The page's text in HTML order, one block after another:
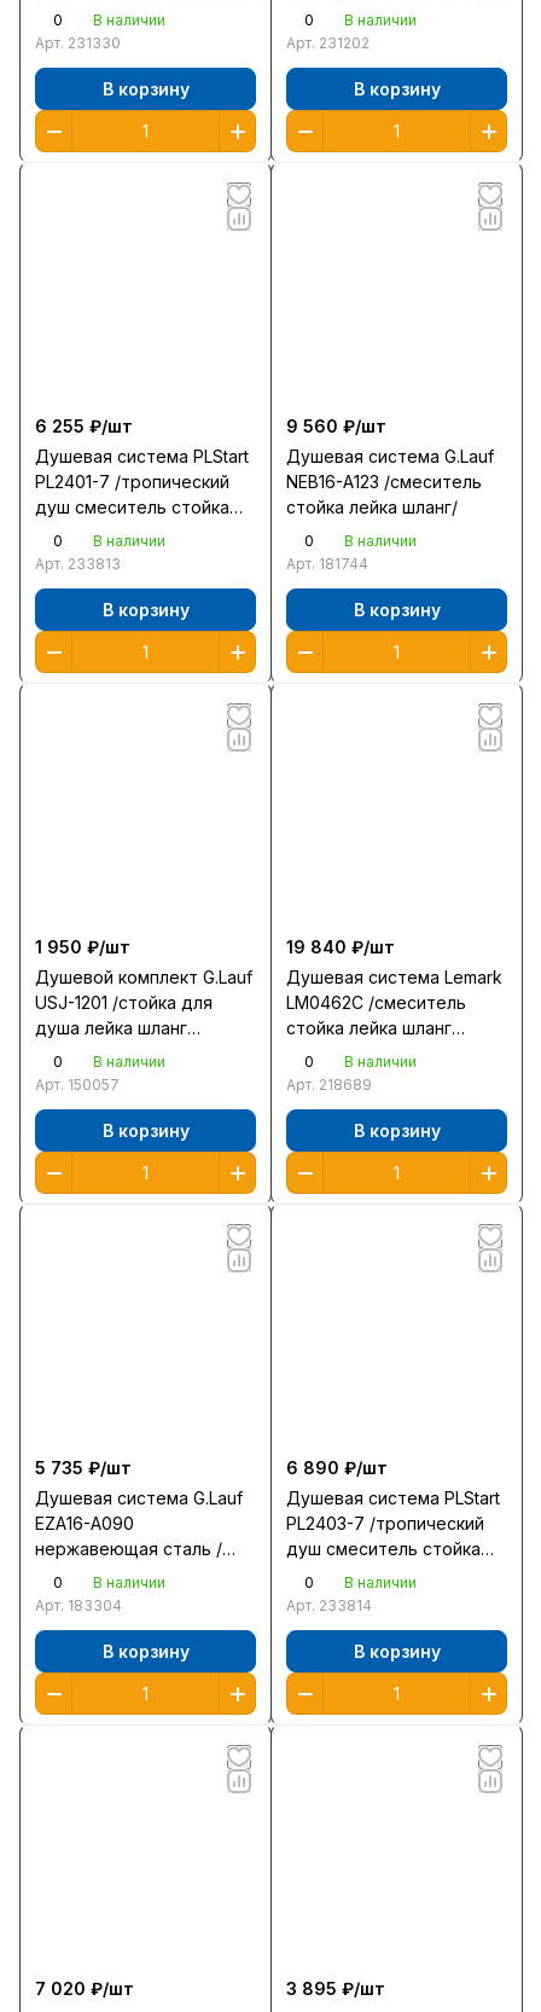
шланг/ темный графит
0
В наличии
Арт. 231330
В корзину
шланг/ графит
0
В наличии
Арт. 231202
В корзину
6 255 ₽/шт
Душевая система PLStart
PL2401-7 /тропический
душ смеситель стойка
лейка шланг/ черный
0
В наличии
Арт. 233813
В корзину
9 560 ₽/шт
Душевая система G.Lauf
NEB16-A123 /смеситель
стойка лейка шланг/
0
В наличии
Арт. 181744
В корзину
1 950 ₽/шт
Душевой комплект G.Lauf
USJ-1201 /стойка для
душа лейка шланг
мыльница/
0
В наличии
Арт. 150057
В корзину
19 840 ₽/шт
Душевая система Lemark
LM0462C /смеситель
стойка лейка шланг
мыльница/
0
В наличии
Арт. 218689
В корзину
5 735 ₽/шт
Душевая система G.Lauf
EZA16-A090
нержавеющая сталь /
смеситель стойка лейка
шланг/
0
В наличии
Арт. 183304
В корзину
6 890 ₽/шт
Душевая система PLStart
PL2403-7 /тропический
душ смеситель стойка
лейка шланг/ черный
0
В наличии
Арт. 233814
В корзину
7 020 ₽/шт
3 895 ₽/шт